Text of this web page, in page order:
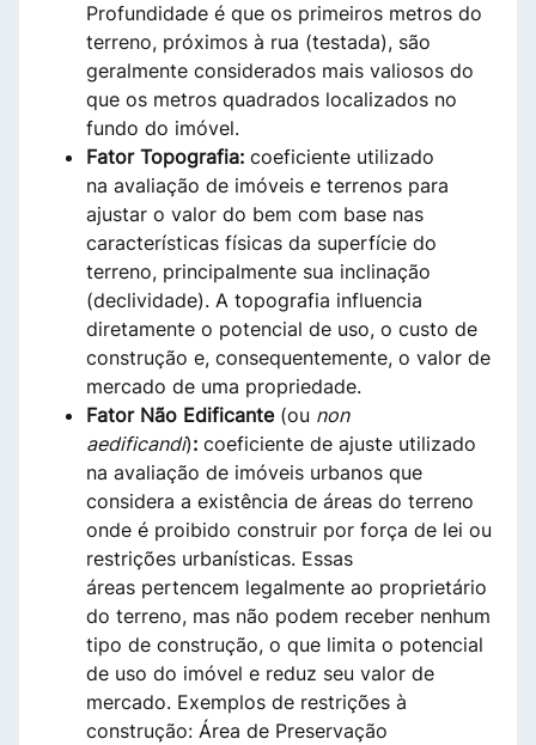
Profundidade é que os primeiros metros do
terreno, próximos à rua (testada), são
geralmente considerados mais valiosos do
que os metros quadrados localizados no
fundo do imóvel.
Fator Topografia: coeficiente utilizado
na avaliação de imóveis e terrenos para
ajustar o valor do bem com base nas
características físicas da superfície do
terreno, principalmente sua inclinação
(declividade). A topografia influencia
diretamente o potencial de uso, o custo de
construção e, consequentemente, o valor de
mercado de uma propriedade.
Fator Não Edificante (ou non
aedificandi): coeficiente de ajuste utilizado
na avaliação de imóveis urbanos que
considera a existência de áreas do terreno
onde é proibido construir por força de lei ou
restrições urbanísticas. Essas
áreas pertencem legalmente ao proprietário
do terreno, mas não podem receber nenhum
tipo de construção, o que limita o potencial
de uso do imóvel e reduz seu valor de
mercado. Exemplos de restrições à
construção: Área de Preservação